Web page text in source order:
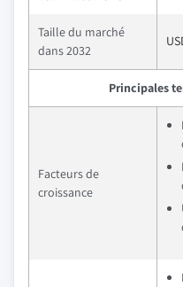
Taille du marché
dans 2032
Principales
Facteurs de
croissance